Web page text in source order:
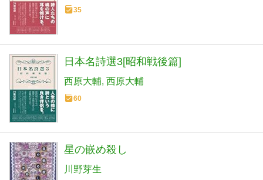
35
日本名詩選3[昭和戦後篇]
西原大輔 西原大輔
60
星の嵌め殺し
川野芽生